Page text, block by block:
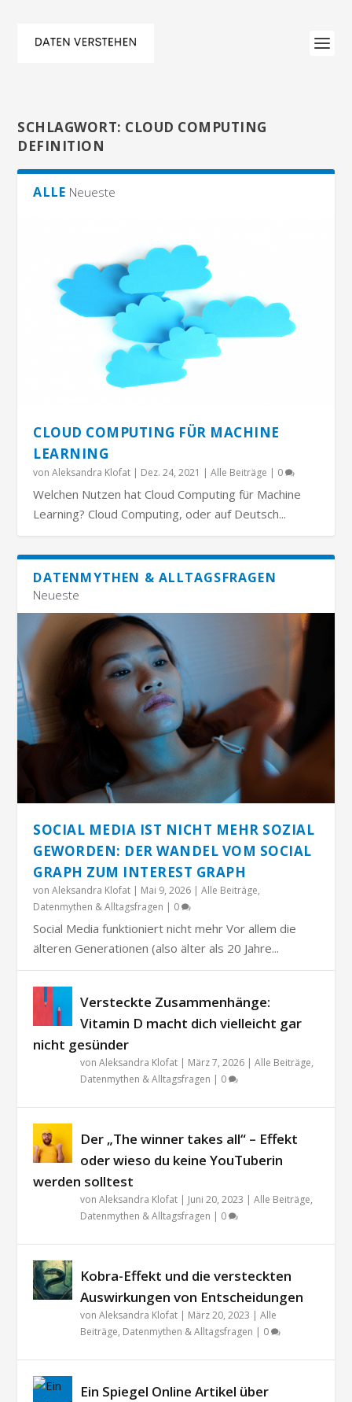
SCHLAGWORT: CLOUD COMPUTING
DEFINITION
ALLE Neueste
CLOUD COMPUTING FÜR MACHINE
LEARNING
vonAleksandra Klofat | Dez. 24, 2021 |Alle Beiträge | 0
Welchen Nutzen hat Cloud Computing für Machine
Learning? Cloud Computing, oder auf Deutsch...
DATENMYTHEN & ALLTAGSFRAGEN
Neueste
SOCIAL MEDIA IST NICHT MEHR SOZIAL
GEWORDEN: DER WANDEL VOM SOCIAL
GRAPH ZUM INTEREST GRAPH
vonAleksandra Klofat | Mai 9, 2026 |Alle Beiträge,
Datenmythen & Alltagsfragen | 0
Social Media funktioniert nicht mehr Vor allem die
älteren Generationen (also älter als 20 Jahre...
Versteckte Zusammenhänge:
Vitamin D macht dich vielleicht gar
nicht gesünder
vonAleksandra Klofat | März 7, 2026 |Alle Beiträge,
Datenmythen & Alltagsfragen | 0
Der „The winner takes all“ – Effekt
oder wieso du keine YouTuberin
werden solltest
vonAleksandra Klofat | Juni 20, 2023 |Alle Beiträge,
Datenmythen & Alltagsfragen | 0
Kobra-Effekt und die versteckten
Auswirkungen von Entscheidungen
vonAleksandra Klofat | März 20, 2023 |Alle
Beiträge, Datenmythen & Alltagsfragen | 0
Ein Spiegel Online Artikel über